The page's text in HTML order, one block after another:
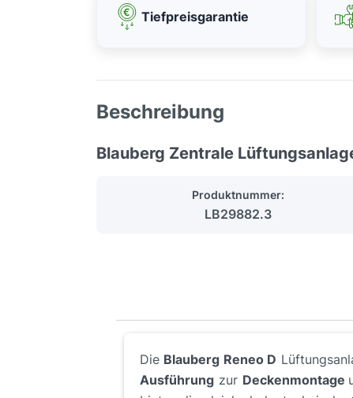
Tiefpreisgarantie
Beschreibung
Blauberg Zentrale
Produktnummer:
LB29882.3
Die Blauberg Reneo D
Ausführung zur Deckenmontage